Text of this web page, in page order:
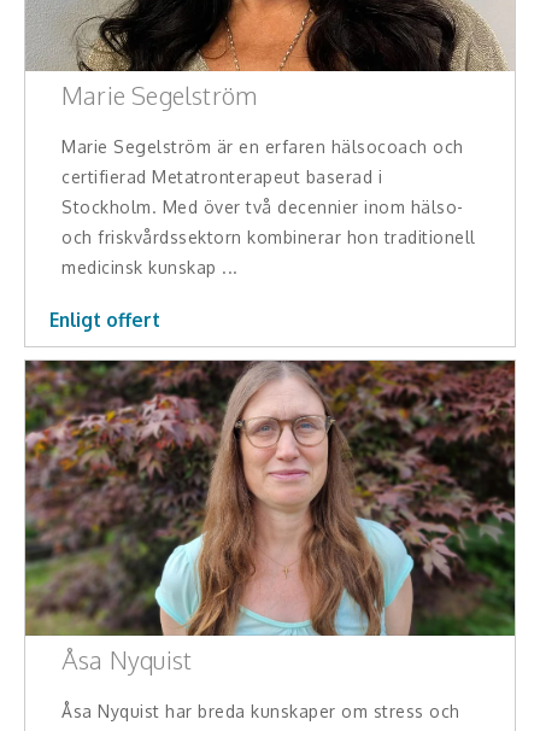
Middagsunderhållning
Musiker
Underhållning
Affärsnytta
Framtid, trender
Försäljning, marknadsföring, service,
kundfokus
Förändring, organisation,
organisationsutveckling
Hälsa, friskvård
Innovation, kreativitet, entreprenörskap,
intraprenörskap
Kommunikation och media
Marie Segelström
Marie Segelström är en erfaren hälsocoach och
certifierad Metatronterapeut baserad i
Stockholm. Med över två decennier inom hälso-
och friskvårdssektorn kombinerar hon traditionell
medicinsk kunskap ...
Enligt offert
Åsa Nyquist
Åsa Nyquist har breda kunskaper om stress och